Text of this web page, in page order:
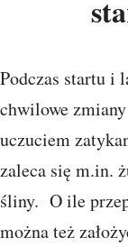
Podczas startu i
chwilowe
uczuciem
zaleca się m.in.
śliny. O ile
można też